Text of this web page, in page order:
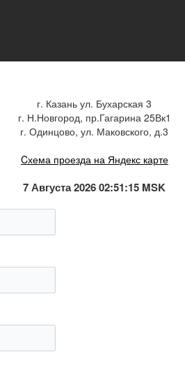
г. Казань ул. Бухарская 3
г. Н.Новгород, пр.Гагарина 25Вк1
г. Одинцово, ул. Маковского, д.3
Cхема проезда на Яндекс карте
7 Августа 2026 02:51:15 MSK